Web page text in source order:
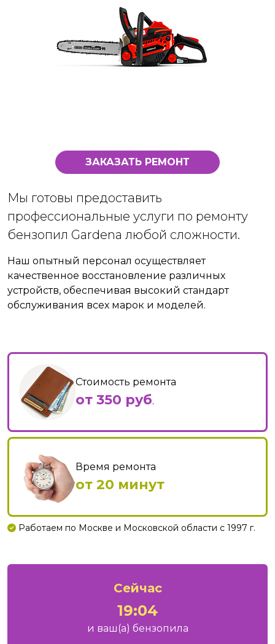
ЗАКАЗАТЬ РЕМОНТ
Мы готовы предоставить
профессиональные услуги по ремонту
бензопил Gardena любой сложности.
Наш опытный персонал осуществляет
качественное восстановление различных
устройств, обеспечивая высокий стандарт
обслуживания всех марок и моделей.
Стоимость ремонта
от 350 руб.
Время ремонта
от 20 минут
Работаем по Москве и Московской области с 1997 г.
Сейчас
19:04
и ваш(а) бензопила